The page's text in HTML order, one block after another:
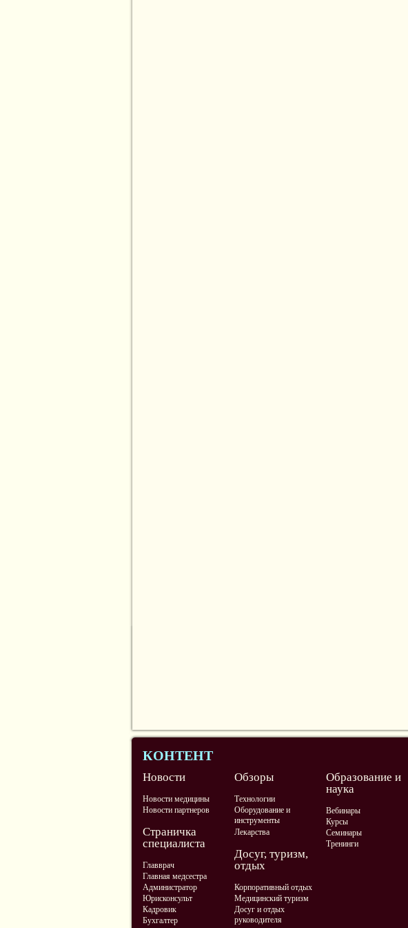
КОНТЕНТ
Новости
Новости медицины
Новости партнеров
Обзоры
Технологии
Оборудование и
инструменты
Лекарства
Образование и
наука
Вебинары
Курсы
Семинары
Тренинги
Страничка
специалиста
Главврач
Главная медсестра
Администратор
Юрисконсульт
Кадровик
Бухгалтер
Досуг, туризм,
отдых
Корпоративный отдых
Медицинский туризм
Досуг и отдых
руководителя